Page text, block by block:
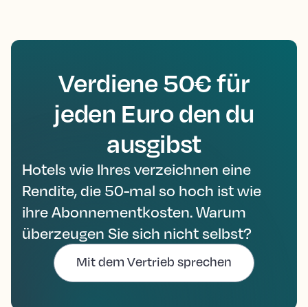
Verdiene 50€ für
jeden Euro den du
ausgibst
Hotels wie Ihres verzeichnen eine
Rendite, die 50-mal so hoch ist wie
ihre Abonnementkosten. Warum
überzeugen Sie sich nicht selbst?
Mit dem Vertrieb sprechen